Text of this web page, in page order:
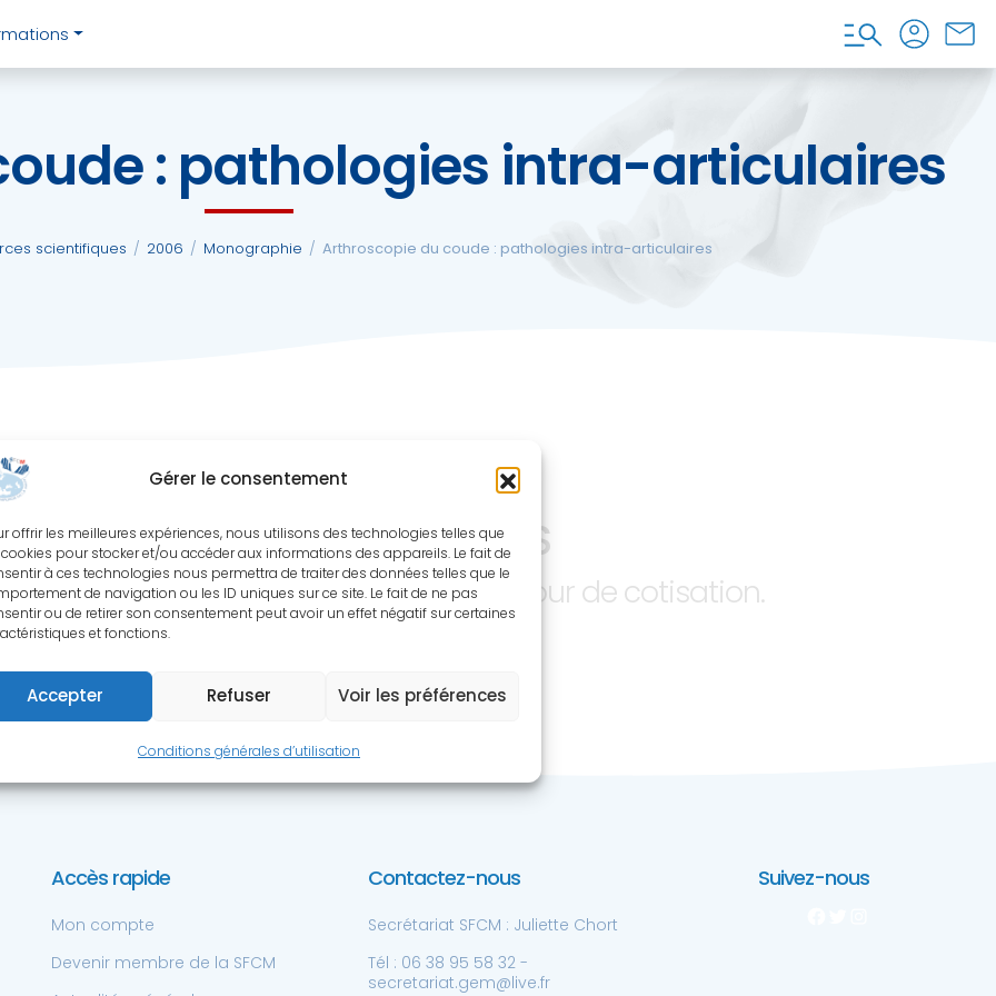
Gérer le consentement
offrir les meilleures expériences, nous utilisons des technologies telles que
pour stocker et/ou accéder aux informations des appareils. Le fait de
à ces technologies nous permettra de traiter des données telles que le
de navigation ou les ID uniques sur ce site. Le fait de ne pas
ou de retirer son consentement peut avoir un effet négatif sur certaines
et fonctions.
Accepter Refuser Voir les préférences
Conditions générales d’utilisation
: pathologies intra-articulaires
scientifiques / 2006 / Monographie / Arthroscopie du coude : pathologies intra-articulaires
RESSOURCES SCIENTIFIQUES
aux membres de la SFCM à jour de cotisation.
Accès rapide
Mon compte
Devenir membre de la SFCM
Contactez-nous
Secrétariat SFCM : Juliette Chort
Tél : 06 38 95 58 32 -
secretariat.gem@live.fr
Suivez-nous